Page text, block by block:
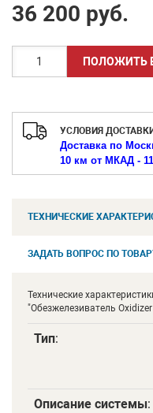
36 200 руб.
УСЛОВИЯ ДОСТАВКИ
Доставка по
10 км от МКАД -
ТЕХНИЧЕСКИЕ
ЗАДАТЬ ВОПРОС ПО
Технические
"Обезжелезиватель
Тип:
Описание системы: